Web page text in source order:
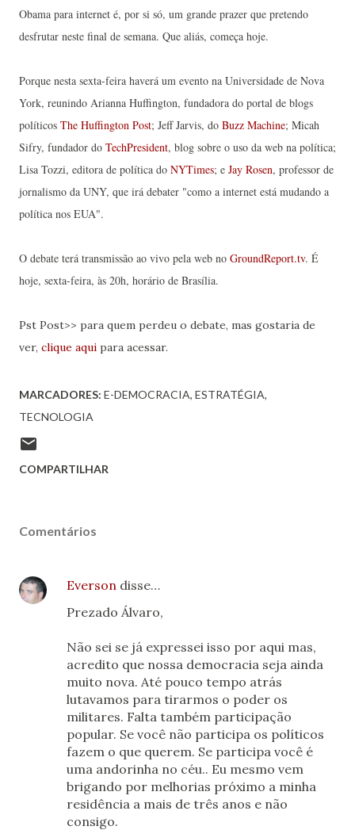
Obama para internet é, por si só, um grande prazer que pretendo
desfrutar neste final de semana. Que aliás, começa hoje.
Porque nesta sexta-feira haverá um evento na Universidade de Nova
York, reunindo Arianna Huffington, fundadora do portal de blogs
políticos The Huffington Post; Jeff Jarvis, do Buzz Machine; Micah
Sifry, fundador do TechPresident, blog sobre o uso da web na política;
Lisa Tozzi, editora de política do NYTimes; e Jay Rosen, professor de
jornalismo da UNY, que irá debater "como a internet está mudando a
política nos EUA".
O debate terá transmissão ao vivo pela web no GroundReport.tv. É
hoje, sexta-feira, às 20h, horário de Brasília.
Pst Post>> para quem perdeu o debate, mas gostaria de
ver, clique aqui para acessar.
MARCADORES: E-DEMOCRACIA ESTRATÉGIA
TECNOLOGIA
COMPARTILHAR
Comentários
Everson disse…
Prezado Álvaro,
Não sei se já expressei isso por aqui mas,
acredito que nossa democracia seja ainda
muito nova. Até pouco tempo atrás
lutavamos para tirarmos o poder os
militares. Falta também participação
popular. Se você não participa os políticos
fazem o que querem. Se participa você é
uma andorinha no céu.. Eu mesmo vem
brigando por melhorias próximo a minha
residência a mais de três anos e não
consigo.